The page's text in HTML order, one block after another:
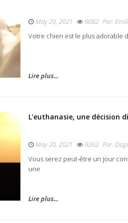
May 20, 2021 9082 Par:
Votre chien est le plus adorable
Lire plus...
L’euthanasie, une décision
May 20, 2021 9262 Par:
Vous serez peut-être un jour
une
Lire plus...